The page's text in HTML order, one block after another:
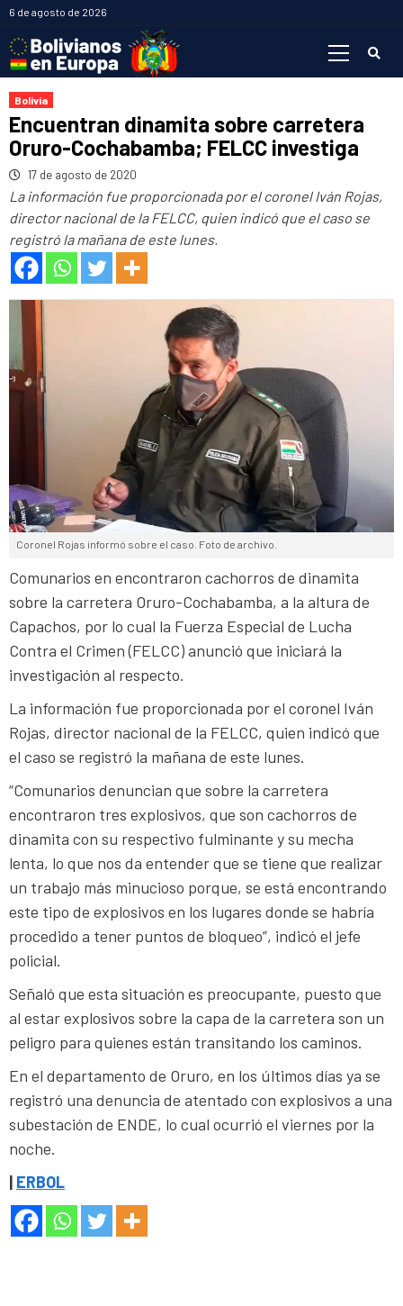
Saltar
contenido
6 de agosto de 2026
Bolivia
Encuentran dinamita sobre carretera
Oruro-Cochabamba; FELCC investiga
17 de agosto de 2020
La información fue proporcionada por el coronel Iván Rojas,
director nacional de la FELCC, quien indicó que el caso se
registró la mañana de este lunes.
Coronel Rojas informó sobre el caso. Foto de archivo.
Comunarios en encontraron cachorros de dinamita
sobre la carretera Oruro-Cochabamba, a la altura de
Capachos, por lo cual la Fuerza Especial de Lucha
Contra el Crimen (FELCC) anunció que iniciará la
investigación al respecto.
La información fue proporcionada por el coronel Iván
Rojas, director nacional de la FELCC, quien indicó que
el caso se registró la mañana de este lunes.
“Comunarios denuncian que sobre la carretera
encontraron tres explosivos, que son cachorros de
dinamita con su respectivo fulminante y su mecha
lenta, lo que nos da entender que se tiene que realizar
un trabajo más minucioso porque, se está encontrando
este tipo de explosivos en los lugares donde se habría
procedido a tener puntos de bloqueo”, indicó el jefe
policial.
Señaló que esta situación es preocupante, puesto que
al estar explosivos sobre la capa de la carretera son un
peligro para quienes están transitando los caminos.
En el departamento de Oruro, en los últimos días ya se
registró una denuncia de atentado con explosivos a una
subestación de ENDE, lo cual ocurrió el viernes por la
noche.
| ERBOL